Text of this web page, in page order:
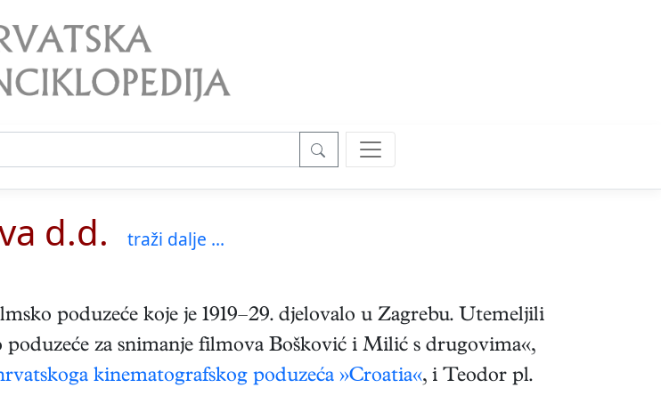
d.d.
traži dalje ...
poduzeće koje je 1919–29. djelovalo u Zagrebu. Utemeljili
za snimanje filmova Bošković i Milić s drugovima«,
kinematografskog poduzeća »Croatia«, i Teodor pl.